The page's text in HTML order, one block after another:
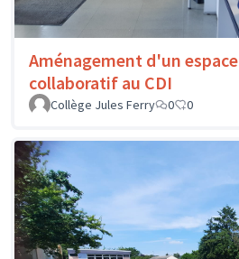
Aménagement d'un espace
collaboratif au CDI
Collège Jules Ferry
0 0